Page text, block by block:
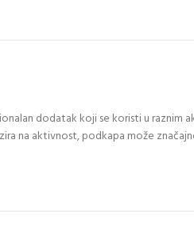
dodatak koji se koristi u raznim
na aktivnost, podkapa može